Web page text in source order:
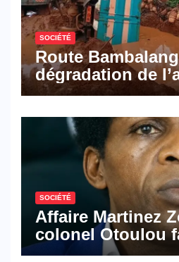
SOCIÉTÉ
Route
dégradation de
les activités
SOCIÉTÉ
Affaire Martinez
colonel Otoulou
croisé des